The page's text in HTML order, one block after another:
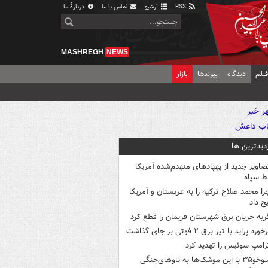
آرشیو تماس با ما دربارهٔ ما
MASHREGH NEWS
دیدگاه پیوندها بازار
ها
جدید از پهپادهای منهدم‌شده آمریکا
سپاه
محمد صلاح ترکیه را به عربستان و آمریکا
داد
جریان برق شهرستان فریمان را قطع کرد
پراید با تیر برق ۲ فوتی بر جای گذاشت
سوئیس را تهدید کرد
سوخو۳۵ با این موشک‌ها به ناوهای‌جنگی